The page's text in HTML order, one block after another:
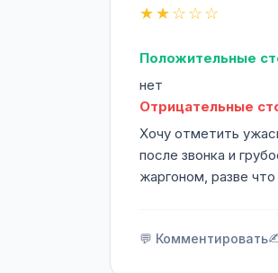
вашей кожи.
★★☆☆☆
Положительные
нет
Отрицательные
Хочу отметить
после звонка и
жаргоном, разве
💬 Комментировать